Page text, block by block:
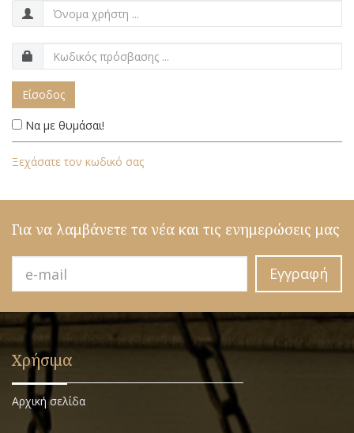
Είσοδος
Να με θυμάσαι!
Ξεχάσατε τον κωδικό σας
Για να λαμβάνετε τα νέα και τις ενημερώσεις μας
Εγγραφή
Χρήσιμα
Αρχική σελίδα